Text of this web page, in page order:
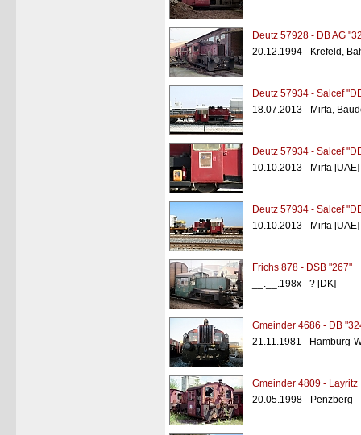
Deutz 57928 - DB AG
20.12.1994 - Krefeld,
Deutz 57934 - Salcef
18.07.2013 - Mirfa,
Deutz 57934 - Salcef
10.10.2013 - Mirfa [UAE]
Deutz 57934 - Salcef
10.10.2013 - Mirfa [UAE]
Frichs 878 - DSB "267"
__.__.198x - ? [DK]
Gmeinder 4686 - DB
21.11.1981 - Hamburg-
Gmeinder 4809 - Layritz
20.05.1998 - Penzberg